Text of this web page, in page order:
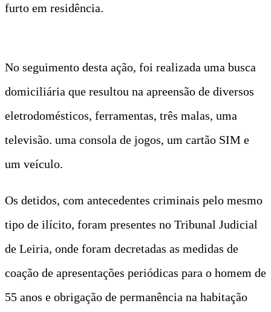
furto em residência.
No seguimento desta ação, foi realizada uma busca
domiciliária que resultou na apreensão de diversos
eletrodomésticos, ferramentas, três malas, uma
televisão. uma consola de jogos, um cartão SIM e
um veículo.
Os detidos, com antecedentes criminais pelo mesmo
tipo de ilícito, foram presentes no Tribunal Judicial
de Leiria, onde foram decretadas as medidas de
coação de apresentações periódicas para o homem de
55 anos e obrigação de permanência na habitação